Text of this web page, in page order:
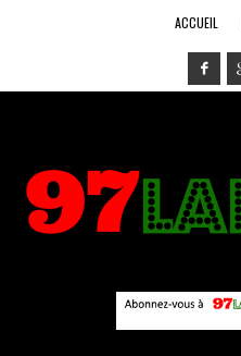
ACCUEIL